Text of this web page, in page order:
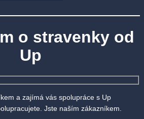
o stravenky od
Up
a zajímá vás spolupráce s Up
Jste naším zákazníkem.